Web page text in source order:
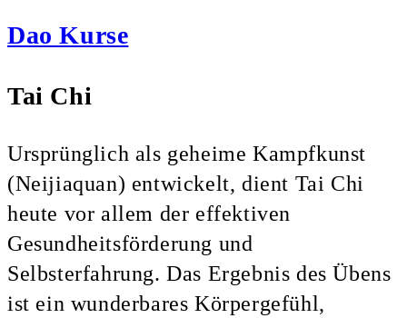
Dao Kurse
Tai Chi
Ursprünglich als geheime Kampfkunst
(Neijiaquan) entwickelt, dient Tai Chi
heute vor allem der effektiven
Gesundheitsförderung und
Selbsterfahrung. Das Ergebnis des Übens
ist ein wunderbares Körpergefühl,